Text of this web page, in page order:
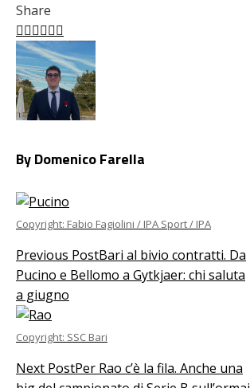
Share
Facebook
Twitter
LinkedIn
Pinterest
Stumbleupon
By Domenico Farella
Copyright: Fabio Fagiolini / IPA Sport / IPA
Previous PostBari al bivio contratti. Da
Pucino e Bellomo a Gytkjaer: chi saluta
a giugno
Copyright: SSC Bari
Next PostPer Rao c’è la fila. Anche una